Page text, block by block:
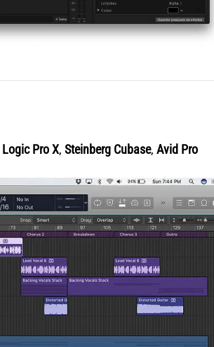
Logic Pro X, Steinberg Cubase, Avid Pro